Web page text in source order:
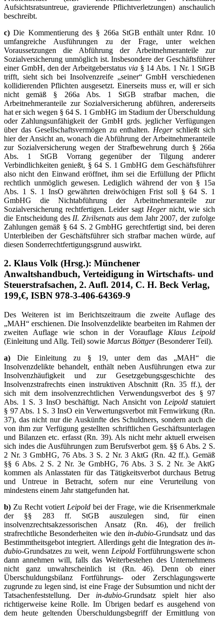
Aufsichtsratsuntreue, gravierende Pflichtverletzungen) anschaulich
beschreibt.
c) Die Kommentierung des § 266a StGB enthält unter Rdnr. 10
umfangreiche Ausführungen zu der Frage, unter welchen
Voraussetzungen die Abführung der Arbeitnehmeranteile zur
Sozialversicherung unmöglich ist. Insbesondere der Geschäftsführer
einer GmbH, den der Arbeitgeberstatus via§ 14 Abs. 1 Nr. 1 StGB
trifft, sieht sich bei Insolvenzreife „seiner“ GmbH verschiedenen
kollidierenden Pflichten ausgesetzt. Einerseits muss er, will er sich
nicht gemäß § 266a Abs. 1 StGB strafbar machen, die
Arbeitnehmeranteile zur Sozialversicherung abführen, andererseits
hat er sich wegen § 64 S. 1 GmbHG im Stadium der Überschuldung
oder Zahlungsunfähigkeit der GmbH grds. jeglicher Verfügungen
über das Gesellschaftsvermögen zu enthalten. Hegerschließt sich
hier der Ansicht an, wonach die Abführung der Arbeitnehmeranteile
zur Sozialversicherung wegen der Strafbewehrung durch § 266a
Abs. 1 StGB Vorrang gegenüber der Tilgung anderer
Verbindlichkeiten genießt, § 64 S. 1 GmbHG dem Geschäftsführer
also nicht den Einwand eröffnet, ihm sei die Erfüllung der Pflicht
rechtlich unmöglich gewesen. Lediglich während der von § 15a
Abs. 1 S. 1 InsO gewährten dreiwöchigen Frist soll § 64 S. 1
GmbHG die Nichtabführung der Arbeitnehmeranteile zur
Sozialversicherung rechtfertigen. Leider sagt Hegernicht, wie sich
die Entscheidung des II. Zivilsenats aus dem Jahr 2007, der zufolge
Zahlungen gemäß § 64 S. 2 GmbHG gerechtfertigt sind, bei deren
Unterbleiben der Geschäftsführer sich strafbar machen würde, auf
diesen Sonderrechtfertigungsgrund auswirkt.
2. Klaus Volk (Hrsg.): Münchener
Anwaltshandbuch, Verteidigung in Wirtschafts- und
Steuerstrafsachen, 2. Aufl. 2014, C. H. Beck Verlag,
199,€, ISBN 978-3-406-64369-9
Des Weiteren ist im Berichtszeitraum die zweite Auflage des
„MAH“ erschienen. Die Insolvenzdelikte bearbeiten im Rahmen der
zweiten Auflage wie schon in der Vorauflage Klaus Leipold
(Einleitung und Allg. Teil) sowie Marcus Böttger(Besonderer Teil).
a) Die Einleitung zu § 19, unter dem das „MAH“ die
Insolvenzdelikte behandelt, enthält neben Ausführungen etwa zur
Insolvenzhäufigkeit und zur Gesetzgebungsgeschichte des
Insolvenzstrafrechts einen instruktiven Abschnitt (Rn. 35 ff.), der
sich mit dem insolvenzrechtlichen Verwendungsverbot des § 97
Abs. 1 S. 3 InsO beschäftigt. Nach Ansicht von Leipold statuiert
§ 97 Abs. 1 S. 3 InsO ein Verwertungsverbot mit Fernwirkung (Rn.
37), das nicht nur die Auskünfte des Schuldners, sondern auch die
von ihm zur Verfügung gestellten schriftlichen Geschäftsunterlagen
und Bilanzen etc. erfasst (Rn. 39). Als nicht mehr aktuell erweisen
sich indes die Ausführungen zum Berufsverbot gem. §§ 6 Abs. 2 S.
2 Nr. 3 GmbHG, 76 Abs. 3 S. 2 Nr. 3 AktG (Rn. 42 ff.). Gemäß
§§ 6 Abs. 2 S. 2 Nr. 3e GmbHG, 76 Abs. 3 S. 2 Nr. 3e AktG
kommen als Anlasstaten für das Tätigkeitsverbot durchaus Betrug
und Untreue in Betracht, sofern nur eine Verurteilung von
mindestens einem Jahr stattgefunden hat.
b) Zu Recht votiert Leipold bei der Frage, wie die Krisenmerkmale
der §§ 283 ff. StGB auszulegen sind, für einen
insolvenzrechtsakzessorischen Ansatz (Rn. 46), der freilich
strafrechtliche Besonderheiten wie den in-dubio-Grundsatz und das
Bestimmtheitsgebot integriert. Allerdings geht die Integration des in-
dubio-Grundsatzes zu weit, wenn Leipold Fortführungswerte schon
dann annehmen will, falls das Weiterbestehen des Unternehmens
nicht ganz unwahrscheinlich ist (Rn. 46). Denn ob einer
Überschuldungsbilanz Fortführungs- oder Zerschlagungswerte
zugrunde zu legen sind, ist eine Frage der Subsumtion und nicht der
Tatsachenfeststellung. Der in-dubio-Grundsatz spielt hier also
richtigerweise keine Rolle. Im Übrigen bedarf es ausgehend von
dem heute geltenden Überschuldungsbegriff der Ermittlung von